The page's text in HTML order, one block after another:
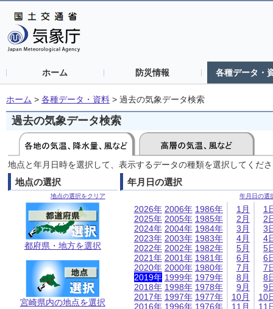
ホーム 防災情報 各種データ・
ホーム > 各種データ・資料 > 過去の気象データ検索
過去の気象データ検索
地点と年月日時を選択して、表示するデータの種類を選択してくだ
地点の選択
地点の選択をクリア
都府県・地方を選択
宮崎県内の地点を選択
年月日の選択
年月日の選
2026年
2025年
2024年
2023年
2022年
2021年
2020年
2019年
2018年
2017年
2016年
2006年
2005年
2004年
2003年
2002年
2001年
2000年
1999年
1998年
1997年
1996年
1986年
1985年
1984年
1983年
1982年
1981年
1980年
1979年
1978年
1977年
1976年
1月
2月
3月
4月
5月
6月
7月
8月
9月
10月
11月
1
2
3
4
5
6
7
8
9
10
11